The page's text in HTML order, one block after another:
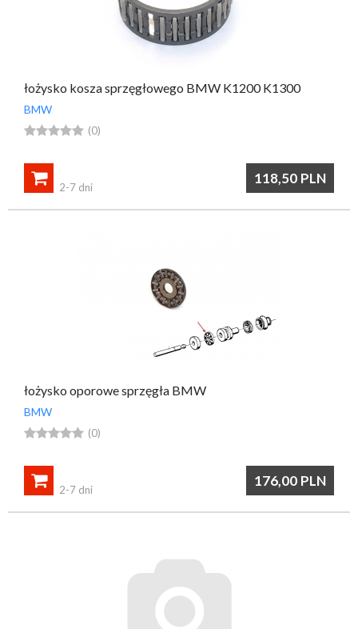
łożysko kosza sprzęgłowego BMW K1200 K1300
BMW
 (0)
118,50 PLN

2-7 dni
łożysko oporowe sprzęgła BMW
BMW
 (0)
176,00 PLN

2-7 dni